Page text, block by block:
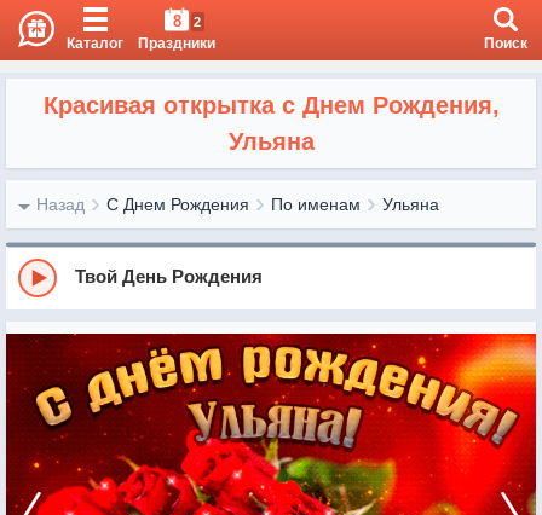
Каталог
8 2
Праздники Поиск
Красивая открытка с Днем Рождения,
Ульяна
Назад С Днем Рождения По именам Ульяна
Твой День Рождения